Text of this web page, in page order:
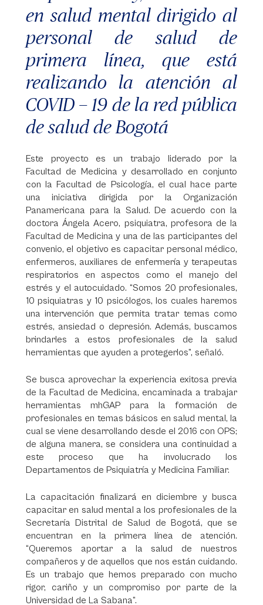
en salud mental dirigido al
personal de salud de
primera línea, que está
realizando la atención al
COVID – 19 de la red pública
de salud de Bogotá
Este proyecto es un trabajo liderado por la
Facultad de Medicina y desarrollado en conjunto
con la Facultad de Psicología, el cual hace parte
una iniciativa dirigida por la Organización
Panamericana para la Salud. De acuerdo con la
doctora Ángela Acero, psiquiatra, profesora de la
Facultad de Medicina y una de las participantes del
convenio, el objetivo es capacitar personal médico,
enfermeros, auxiliares de enfermería y terapeutas
respiratorios en aspectos como el manejo del
estrés y el autocuidado. “Somos 20 profesionales,
10 psiquiatras y 10 psicólogos, los cuales haremos
una intervención que permita tratar temas como
estrés, ansiedad o depresión. Además, buscamos
brindarles a estos profesionales de la salud
herramientas que ayuden a protegerlos”, señaló.
Se busca aprovechar la experiencia exitosa previa
de la Facultad de Medicina, encaminada a trabajar
herramientas mhGAP para la formación de
profesionales en temas básicos en salud mental, la
cual se viene desarrollando desde el 2016 con OPS;
de alguna manera, se considera una continuidad a
este proceso que ha involucrado los
Departamentos de Psiquiatría y Medicina Familiar.
La capacitación finalizará en diciembre y busca
capacitar en salud mental a los profesionales de la
Secretaría Distrital de Salud de Bogotá, que se
encuentran en la primera línea de atención.
“Queremos aportar a la salud de nuestros
compañeros y de aquellos que nos están cuidando.
Es un trabajo que hemos preparado con mucho
rigor, cariño y un compromiso por parte de la
Universidad de La Sabana”.